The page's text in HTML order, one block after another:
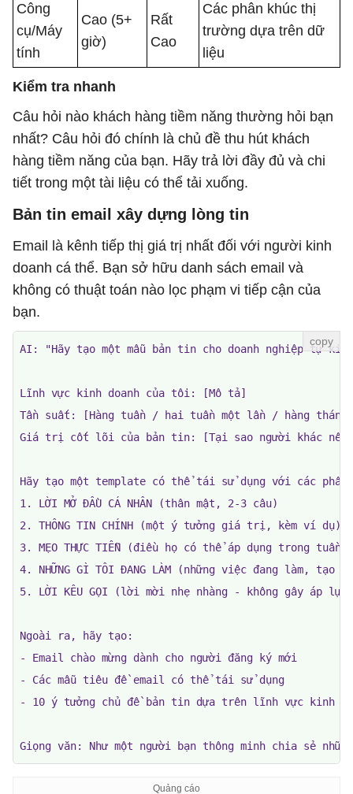
Công
cụ/Máy
tính
Cao (5+
giờ)
Rất
Cao
Các phân khúc thị
trường dựa trên dữ
liệu
Kiểm tra nhanh
Câu hỏi nào khách hàng tiềm năng thường hỏi bạn
nhất? Câu hỏi đó chính là chủ đề thu hút khách
hàng tiềm năng của bạn. Hãy trả lời đầy đủ và chi
tiết trong một tài liệu có thể tải xuống.
Bản tin email xây dựng lòng tin
Email là kênh tiếp thị giá trị nhất đối với người kinh
doanh cá thể. Bạn sở hữu danh sách email và
không có thuật toán nào lọc phạm vi tiếp cận của
bạn.
AI: "Hãy tạo một mẫu bản tin cho doanh nghiệp tự
Lĩnh vực kinh doanh của tôi: [Mô tả]
Tần suất: [Hàng tuần / hai tuần một lần / hàng tháng]
Giá trị cốt lõi của bản tin: [Tại sao người khác nên
Hãy tạo một template có thể tái sử dụng với các phần
1. LỜI MỞ ĐẦU CÁ NHÂN (thân mật, 2-3 câu)
2. THÔNG TIN CHÍNH (một ý tưởng giá trị, kèm ví dụ)
3. MẸO THỰC TIỄN (điều họ có thể áp dụng trong tuần
4. NHỮNG GÌ TÔI ĐANG LÀM (những việc đang làm, tạo
5. LỜI KÊU GỌI (lời mời nhẹ nhàng - không gây áp lực)
Ngoài ra, hãy tạo:
- Email chào mừng dành cho người đăng ký mới
- Các mẫu tiêu đề email có thể tái sử dụng
- 10 ý tưởng chủ đề bản tin dựa trên lĩnh vực kinh
Giọng văn: Như một người bạn thông minh chia sẻ